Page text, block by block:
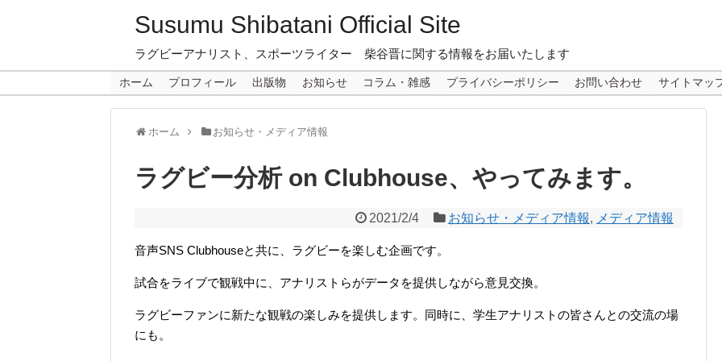
Susumu Shibatani Official Site
ラグビーアナリスト、スポーツライター 柴谷晋に関する情報をお届いたします
ホーム プロフィール 出版物 お知らせ コラム・雑感 プライバシーポリシー お問い合わせ サイトマッ
ホーム お知らせ・メディア情報
ラグビー分析 on Clubhouse、やってみます。
2021/2/4 お知らせ・メディア情報, メディア情報
音声SNS Clubhouseと共に、ラグビーを楽しむ企画です。
試合をライブで観戦中に、アナリストらがデータを提供しながら意見交換。
ラグビーファンに新たな観戦の楽しみを提供します。同時に、学生アナリストの皆さんとの交流の場
にも。